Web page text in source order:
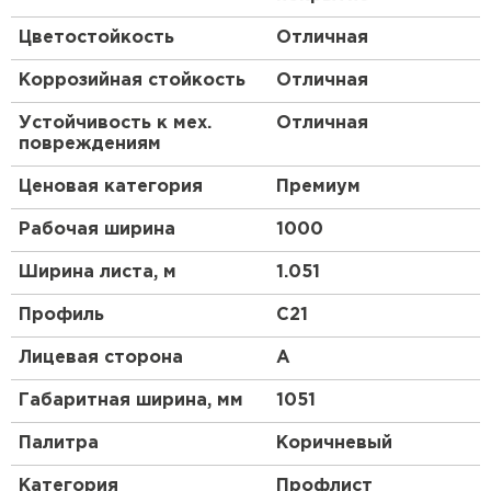
агрессивных факторов, например,
климатических условиях.
Благодаря декоративно-защитному слою
VikingMP® E профнастил отличается
характеристиками.
Широкий выбор цветовых решений.
Профлист — материал с долгим сроком
эксплуатации.
Цветостойкость Отличная
Коррозийная стойкость Отличная
Устойчивость к мех.
повреждениям
Отличная
Ценовая категория Премиум
Рабочая ширина 1000
Ширина листа, м 1.051
Профиль C21
Лицевая сторона A
Габаритная ширина, мм 1051
Палитра Коричневый
Категория Профлист
Рулонная кровля